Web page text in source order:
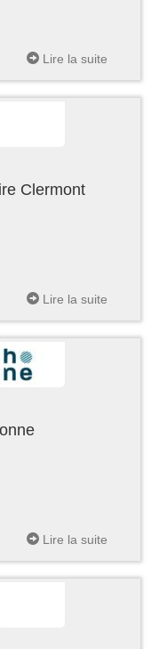
Lire la suite
Clermont
Lire la suite
Lire la suite